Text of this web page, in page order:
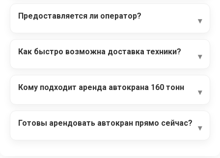
Предоставляется ли оператор?
Как быстро возможна доставка техники?
Кому подходит аренда автокрана 160 тонн
Готовы арендовать автокран прямо сейчас?